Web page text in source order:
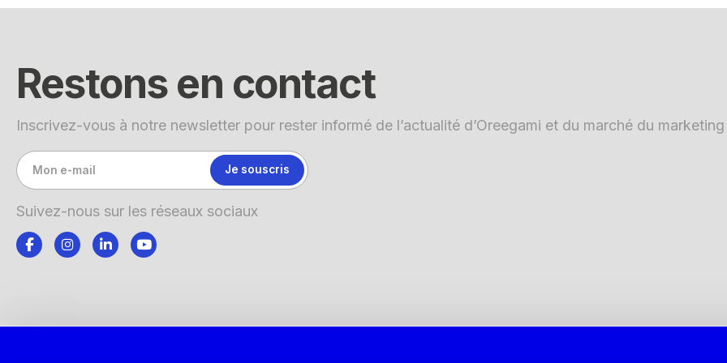
Restons en contact
Inscrivez-vous à notre newsletter pour rester informé de l’actualité d’Oreegami et du marché du
Suivez-nous sur les réseaux sociaux